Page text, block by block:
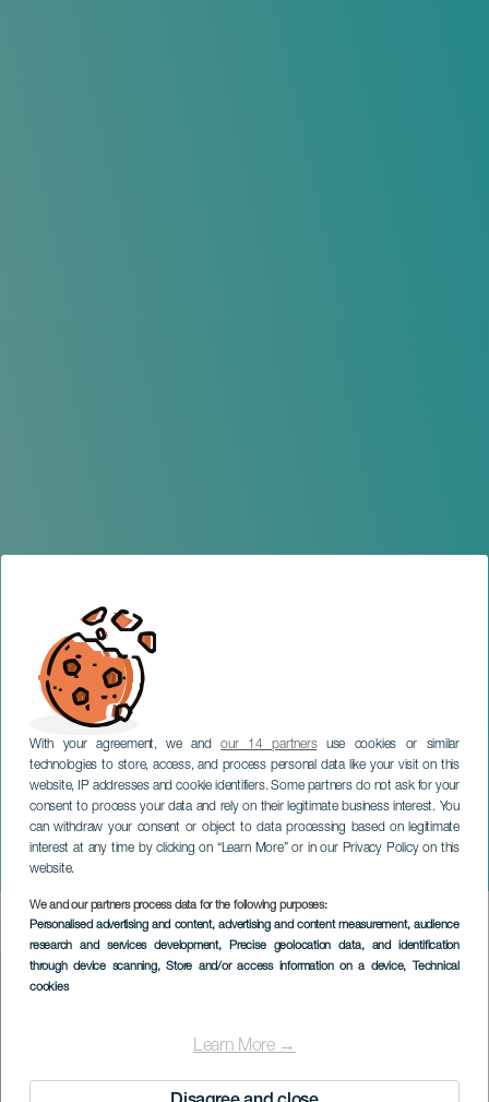
With your agreement, we andour 14 partnersuse cookies or similar
technologies to store, access, and process personal data like your visit on this
website, IP addresses and cookie identifiers. Some partners do not ask for your
consent to process your data and rely on their legitimate business interest. You
can withdraw your consent or object to data processing based on legitimate
interest at any time by clicking on “Learn More” or in our Privacy Policy on this
website.
We and our partners process data for the following purposes:
Personalised advertising and content, advertising and content measurement, audience
research and services development, Precise geolocation data, and identification
through device scanning, Store and/or access information on a device, Technical
cookies
Learn More →
Le Mexique en septembre
TENERIFE
Imagen
Listado